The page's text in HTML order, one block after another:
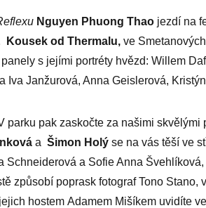
Nguyen Phuong Thao jezdí na
Kousek od Thermalu, ve
s jejími portréty hvězd: Willem
Iva Janžurová, Anna Geislerová,
parku pak zaskočte za našimi skvělými
a Šimon Holý se na vás těší ve
Schneiderová a Sofie Anna
způsobí poprask fotograf Tono Stano,
hostem Adamem Mišíkem uvidíte